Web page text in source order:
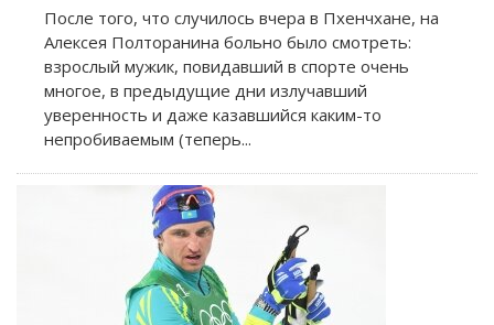
После того, что случилось вчера в Пхенчхане, на
Алексея Полторанина больно было смотреть:
взрослый мужик, повидавший в спорте очень
многое, в предыдущие дни излучавший
уверенность и даже казавшийся каким-то
непробиваемым (теперь...